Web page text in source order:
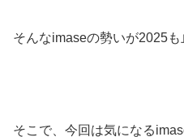
そんなimaseの勢いが2025も
そこで、今回は気になる